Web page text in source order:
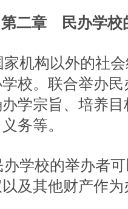
第二章 民办学校
构以外的社会
校。联合举办
学宗旨、培养
务等。
校的举办者可
及其他财产作